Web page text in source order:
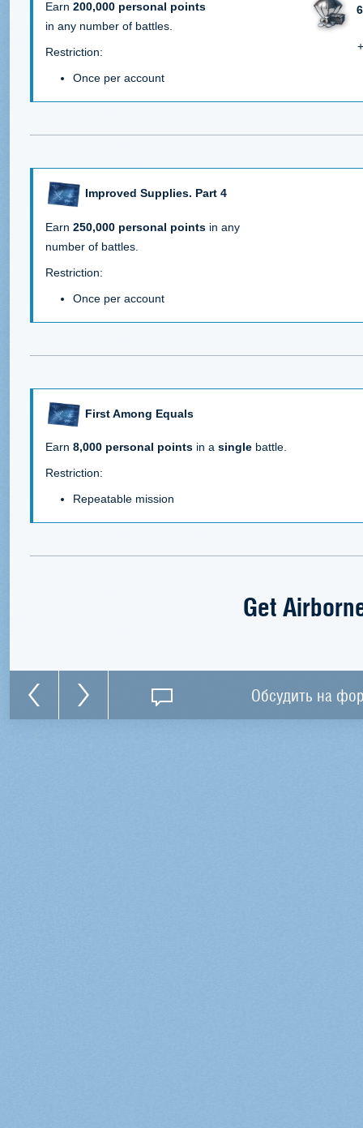
6
Earn 200,000 personal points
in any number of battles.
Restriction:
Once per account
Improved Supplies. Part 4
Earn 250,000 personal points in any
number of battles.
Restriction:
Once per account
First Among Equals
Earn 8,000 personal points in a single battle.
Restriction:
Repeatable mission
Get
Обсудить на